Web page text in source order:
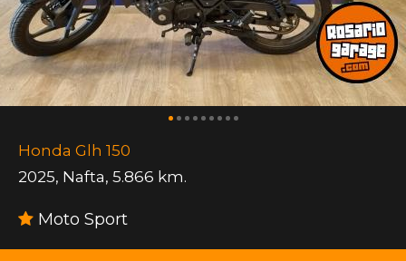
Honda Glh 150
2025, Nafta, 5.866 km.
Moto Sport